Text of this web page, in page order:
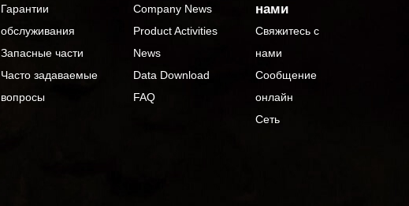
Гарантии
обслуживания
Запасные части
Часто задаваемые
вопросы
Company News
Product Activities
News
Data Download
FAQ
нами
Свяжитесь с
нами
Сообщение
онлайн
Сеть